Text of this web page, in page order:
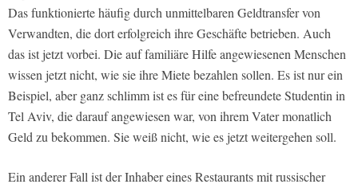
Das funktionierte häufig durch unmittelbaren Geldtransfer von
Verwandten, die dort erfolgreich ihre Geschäfte betrieben. Auch
das ist jetzt vorbei. Die auf familiäre Hilfe angewiesenen Menschen
wissen jetzt nicht, wie sie ihre Miete bezahlen sollen. Es ist nur ein
Beispiel, aber ganz schlimm ist es für eine befreundete Studentin in
Tel Aviv, die darauf angewiesen war, von ihrem Vater monatlich
Geld zu bekommen. Sie weiß nicht, wie es jetzt weitergehen soll.
Ein anderer Fall ist der Inhaber eines Restaurants mit russischer